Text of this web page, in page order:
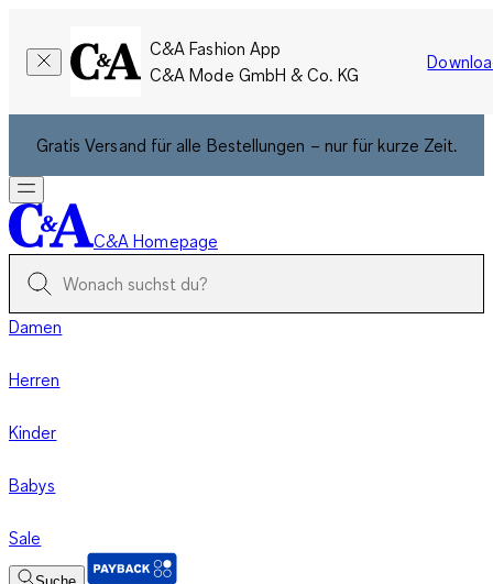
C&A Fashion App
C&A Mode GmbH & Co. KG
Gratis Versand für alle Bestellungen – nur für kurze Zeit.
C&A Homepage
Damen
Herren
Kinder
Babys
Sale